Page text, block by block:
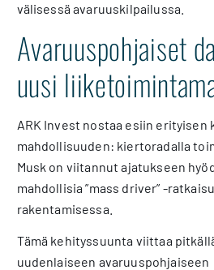
välisessä avaruuskilpailussa.
Avaruuspohjaiset
uusi
ARK Invest nostaa esiin erityisen
mahdollisuuden: kiertoradalla
Musk on viitannut ajatukseen
mahdollisia ”mass driver” -
rakentamisessa.
Tämä kehityssuunta viittaa
uudenlaiseen avaruuspohjaiseen